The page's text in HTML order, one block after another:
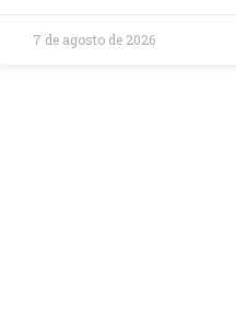
7 de agosto de 2026